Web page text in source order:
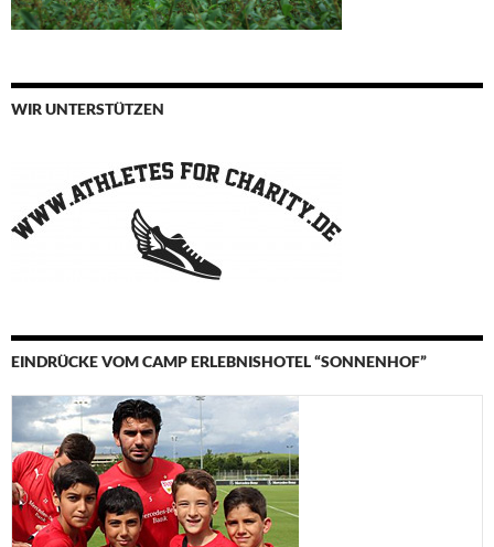
WIR UNTERSTÜTZEN
EINDRÜCKE VOM CAMP ERLEBNISHOTEL “SONNENHOF”